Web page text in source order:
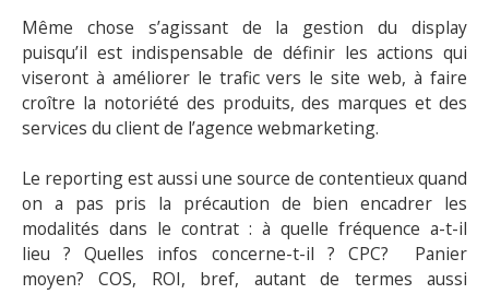
Même chose s’agissant de la gestion du display
puisqu’il est indispensable de définir les actions qui
viseront à améliorer le trafic vers le site web, à faire
croître la notoriété des produits, des marques et des
services du client de l’agence webmarketing.
Le reporting est aussi une source de contentieux quand
on a pas pris la précaution de bien encadrer les
modalités dans le contrat : à quelle fréquence a-t-il
lieu ? Quelles infos concerne-t-il ? CPC? Panier
moyen? COS, ROI, bref, autant de termes aussi